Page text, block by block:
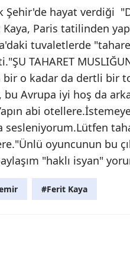
Şehir'de hayat verdiği
Paris tatilinden
tuvaletlerde
TAHARET
bir o kadar da dertli bir
bu Avrupa iyi hoş da
abi
sesleniyorum.Lütfen
oyuncunun bu
"haklı isyan"
#Ferit Kaya